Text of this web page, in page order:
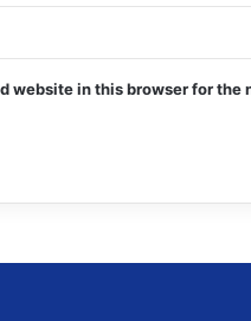
website in this browser for the